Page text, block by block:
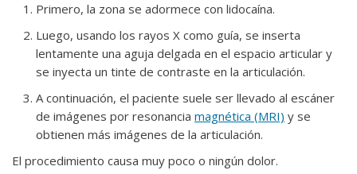
Primero, la zona se adormece con lidocaína.
Luego, usando los rayos X como guía, se inserta
lentamente una aguja delgada en el espacio articular y
se inyecta un tinte de contraste en la articulación.
A continuación, el paciente suele ser llevado al escáner
de imágenes por resonancia magnética (MRI) y se
obtienen más imágenes de la articulación.
El procedimiento causa muy poco o ningún dolor.